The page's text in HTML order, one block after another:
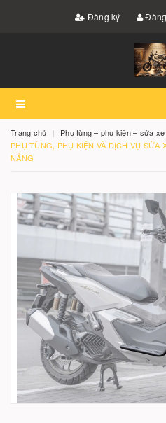
Đăng ký
Trang chủ
Phụ tùng – phụ kiện – sửa
PHỤ TÙNG, PHỤ KIỆN VÀ DỊCH VỤ SỬA
NẴNG